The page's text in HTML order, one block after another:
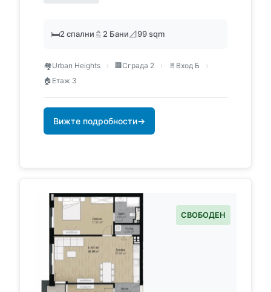
🛏️2 спални🚿 2 Бани📐99 sqm
🏘️Urban Heights › 🏢Сграда 2 › 🚪 Вход Б
›
🏠 Етаж 3
Вижте подробности→
СВОБОДЕН